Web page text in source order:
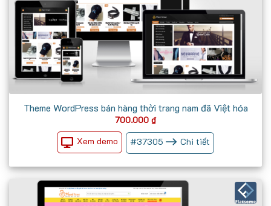
Theme WordPress bán hàng thời trang nam đã Việt hóa
700.000 ₫
Xem demo #37305 Chi tiết